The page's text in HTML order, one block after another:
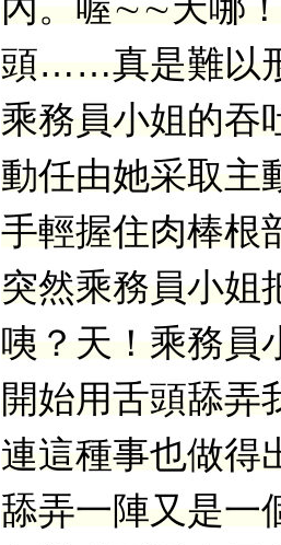
頭……真是難以
乘務員小姐的吞
動任由她采取主
手輕握住肉棒根
突然乘務員小姐
咦？天！乘務員
開始用舌頭舔弄
連這種事也做得
舔弄一陣又是一